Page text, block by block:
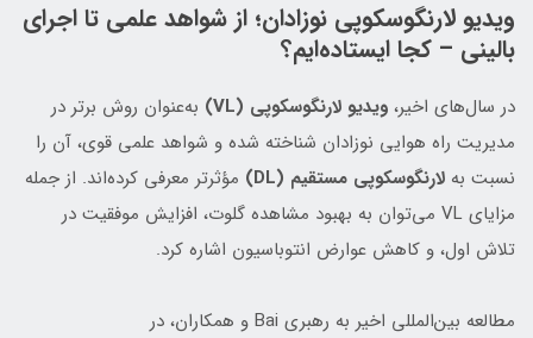
ویدیو لارنگوسکوپی نوزادان؛ از شواهد علمی تا اجرای
بالینی – کجا ایستاده‌ایم؟
در سال‌های اخیر، ویدیو لارنگوسکوپی (VL)
به‌عنوان روش برتر در
مدیریت راه هوایی نوزادان شناخته شده و شواهد علمی قوی، آن را
نسبت به لارنگوسکوپی مستقیم (DL)
مؤثرتر معرفی کرده‌اند. از جمله
مزایای VL می‌توان به بهبود مشاهده گلوت، افزایش موفقیت در
تلاش اول، و کاهش عوارض انتوباسیون اشاره کرد.
مطالعه بین‌المللی اخیر به رهبری Bai و همکاران، در